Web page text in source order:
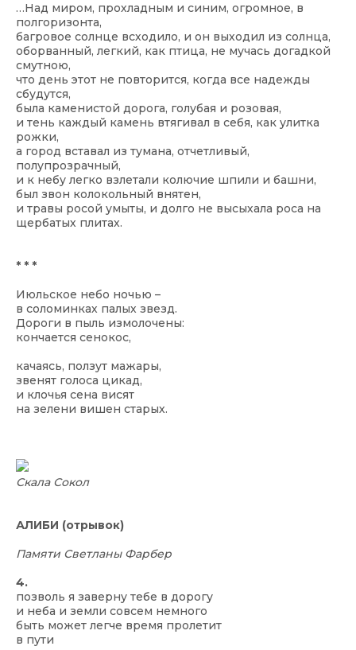
…Над миром, прохладным и синим, огромное, в
полгоризонта,
багровое солнце всходило, и он выходил из солнца,
оборванный, легкий, как птица, не мучась догадкой
смутною,
что день этот не повторится, когда все надежды
сбудутся,
была каменистой дорога, голубая и розовая,
и тень каждый камень втягивал в себя, как улитка
рожки,
а город вставал из тумана, отчетливый,
полупрозрачный,
и к небу легко взлетали колючие шпили и башни,
был звон колокольный внятен,
и травы росой умыты, и долго не высыхала роса на
щербатых плитах.
* * *
Июльское небо ночью –
в соломинках палых звезд.
Дороги в пыль измолочены:
кончается сенокос,
качаясь, ползут мажары,
звенят голоса цикад,
и клочья сена висят
на зелени вишен старых.
Скала Сокол
АЛИБИ (отрывок)
Памяти Светланы Фарбер
4.
позволь я заверну тебе в дорогу
и неба и земли совсем немного
быть может легче время пролетит
в пути